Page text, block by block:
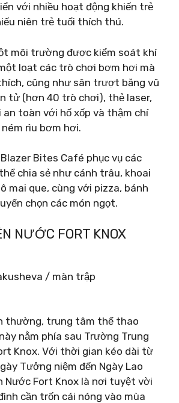
với nhiều hoạt động khiến trẻ
niên trẻ tuổi thích thú.
môi trường được kiểm soát khí
loạt các trò chơi bơm hơi mà
cũng như sân trượt băng vũ
tử (hơn 40 trò chơi), thẻ laser,
an toàn với hố xốp và thậm chí
rìu bơm hơi.
Bites Café phục vụ các
chia sẻ như cánh trâu, khoai
mai que, cùng với pizza, bánh
chọn các món ngọt.
NƯỚC FORT KNOX
/ màn trập
thường, trung tâm thể thao
nằm phía sau Trường Trung
Knox. Với thời gian kéo dài từ
Tưởng niệm đến Ngày Lao
Nước Fort Knox là nơi tuyệt vời
cần trốn cái nóng vào mùa